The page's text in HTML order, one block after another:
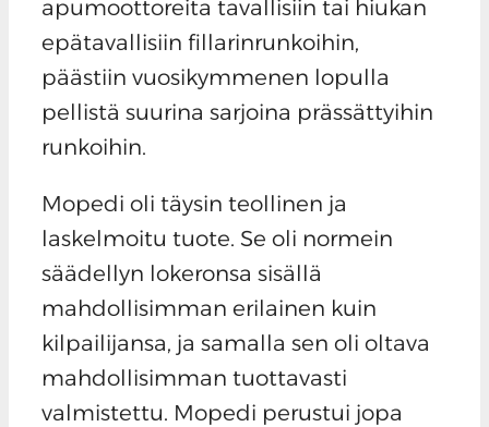
apumoottoreita tavallisiin tai hiukan
epätavallisiin fillarinrunkoihin,
päästiin vuosikymmenen lopulla
pellistä suurina sarjoina prässättyihin
runkoihin.
Mopedi oli täysin teollinen ja
laskelmoitu tuote. Se oli normein
säädellyn lokeronsa sisällä
mahdollisimman erilainen kuin
kilpailijansa, ja samalla sen oli oltava
mahdollisimman tuottavasti
valmistettu. Mopedi perustui jopa